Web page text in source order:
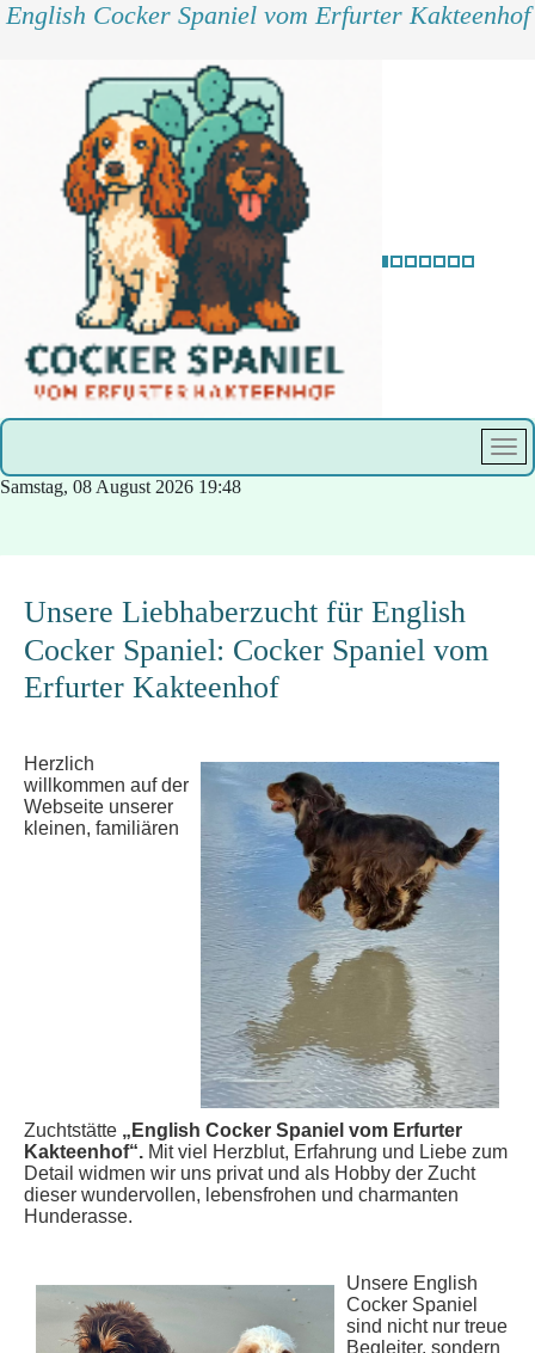
English Cocker Spaniel vom Erfurter Kakteenhof
Samstag, 08 August 2026 19:48
Unsere Liebhaberzucht für English
Cocker Spaniel: Cocker Spaniel vom
Erfurter Kakteenhof
Herzlich
willkommen auf der
Webseite unserer
kleinen, familiären
Zuchtstätte „English Cocker Spaniel vom Erfurter
Kakteenhof“. Mit viel Herzblut, Erfahrung und Liebe zum
Detail widmen wir uns privat und als Hobby der Zucht
dieser wundervollen, lebensfrohen und charmanten
Hunderasse.
Unsere English
Cocker Spaniel
sind nicht nur treue
Begleiter, sondern